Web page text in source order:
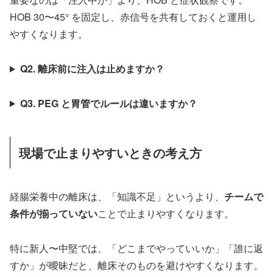
HOB 30〜45° を固定し、赤信号を共有しておくと運用し
やすくなります。
Q2. 離床前に注入は止めますか？
Q3. PEG と胃管でルールは違いますか？
現場で止まりやすいときの考え方
経腸栄養中の離床は、「知識不足」というより、 チームで
条件が揃っていないことで止まりやすくなります。
特に新人〜中堅では、「どこまでやっていいか」「誰に返
すか」が曖昧だと、離床そのものを避けやすくなります。